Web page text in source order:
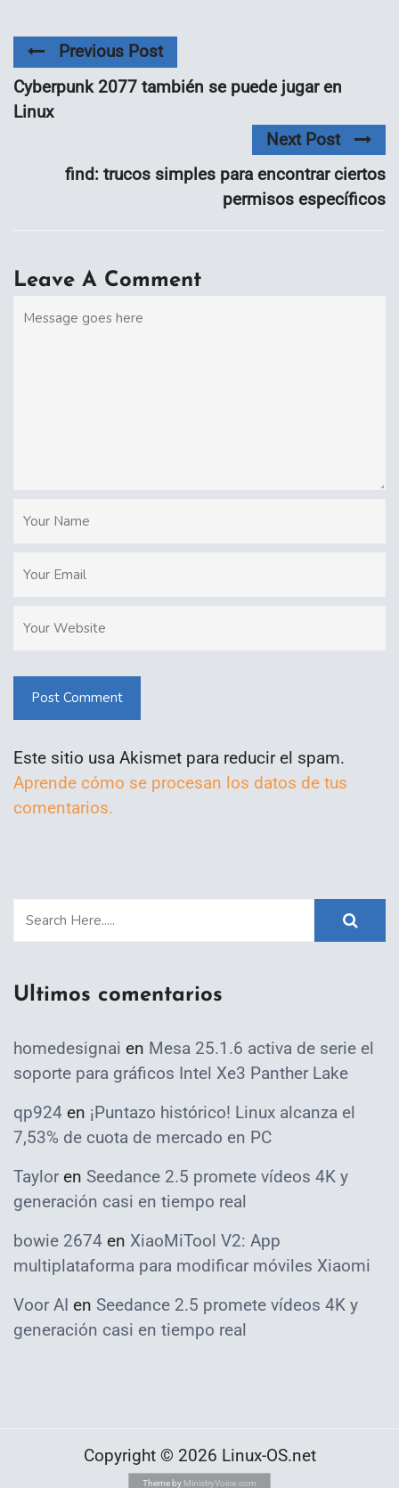
Previous Post
Cyberpunk 2077 también se puede jugar en
Linux
Next Post
find: trucos simples para encontrar ciertos
permisos específicos
Leave A Comment
Post Comment
Este sitio usa Akismet para reducir el spam.
Aprende cómo se procesan los datos de tus
comentarios.
Ultimos comentarios
homedesignai en Mesa 25.1.6 activa de serie el
soporte para gráficos Intel Xe3 Panther Lake
qp924 en ¡Puntazo histórico! Linux alcanza el
7,53% de cuota de mercado en PC
Taylor en Seedance 2.5 promete vídeos 4K y
generación casi en tiempo real
bowie 2674 en XiaoMiTool V2: App
multiplataforma para modificar móviles Xiaomi
Voor AI en Seedance 2.5 promete vídeos 4K y
generación casi en tiempo real
Copyright © 2026 Linux-OS.net
Theme by MinistryVoice.com